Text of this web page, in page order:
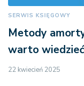
SERWIS KSIĘGOWY
Metody
warto
22 kwiecień 2025